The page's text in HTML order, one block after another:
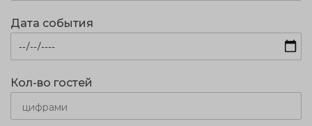
Дата события
Кол-во гостей